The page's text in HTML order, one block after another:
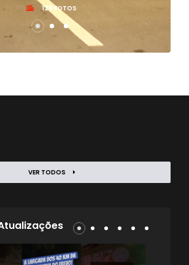
128 FOTOS
VER TODOS